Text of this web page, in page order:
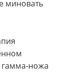
миновать
ножа